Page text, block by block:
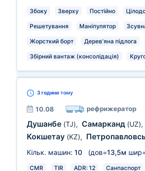
Збоку Зверху Постійно
Решетування Маніпулятор
Жорсткий борт Дерев'яна підлога
Збірний вантаж (консолідація)
3 години тому
10.08 рефрижератор
Душанбе (TJ), Самарканд (UZ),
Кокшетау (KZ),
Кільк. машин: 10 (дов=13,5м
CMR TIR ADR: 12 Санпаспорт